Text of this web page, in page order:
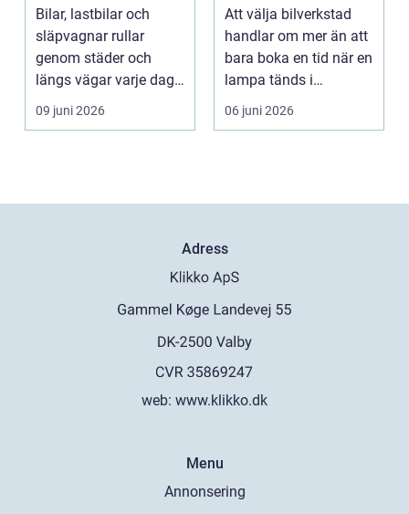
personlig stil
Bilar, lastbilar och
släpvagnar rullar
genom städer och
längs vägar varje dag.
De passerar
tusentals...
09 juni 2026
för din bil
Att välja bilverkstad
handlar om mer än att
bara boka en tid när en
lampa tänds i
instrumentpanelen....
06 juni 2026
Adress
web: www.klikko.dk
Menu
Annonsering